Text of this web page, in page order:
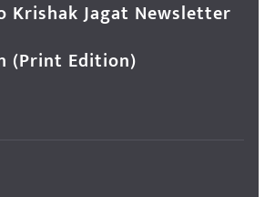
Krishak Jagat Newsletter
(Print Edition)